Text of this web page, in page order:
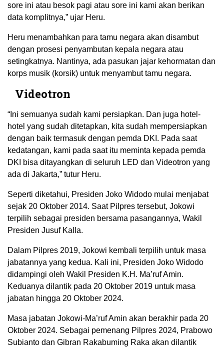
sore ini atau besok pagi atau sore ini kami akan berikan
data komplitnya,” ujar Heru.
Heru menambahkan para tamu negara akan disambut
dengan prosesi penyambutan kepala negara atau
setingkatnya. Nantinya, ada pasukan jajar kehormatan dan
korps musik (korsik) untuk menyambut tamu negara.
Videotron
“Ini semuanya sudah kami persiapkan. Dan juga hotel-
hotel yang sudah ditetapkan, kita sudah mempersiapkan
dengan baik termasuk dengan pemda DKI. Pada saat
kedatangan, kami pada saat itu meminta kepada pemda
DKI bisa ditayangkan di seluruh LED dan Videotron yang
ada di Jakarta,” tutur Heru.
Seperti diketahui, Presiden Joko Widodo mulai menjabat
sejak 20 Oktober 2014. Saat Pilpres tersebut, Jokowi
terpilih sebagai presiden bersama pasangannya, Wakil
Presiden Jusuf Kalla.
Dalam Pilpres 2019, Jokowi kembali terpilih untuk masa
jabatannya yang kedua. Kali ini, Presiden Joko Widodo
didampingi oleh Wakil Presiden K.H. Ma’ruf Amin.
Keduanya dilantik pada 20 Oktober 2019 untuk masa
jabatan hingga 20 Oktober 2024.
Masa jabatan Jokowi-Ma’ruf Amin akan berakhir pada 20
Oktober 2024. Sebagai pemenang Pilpres 2024, Prabowo
Subianto dan Gibran Rakabuming Raka akan dilantik